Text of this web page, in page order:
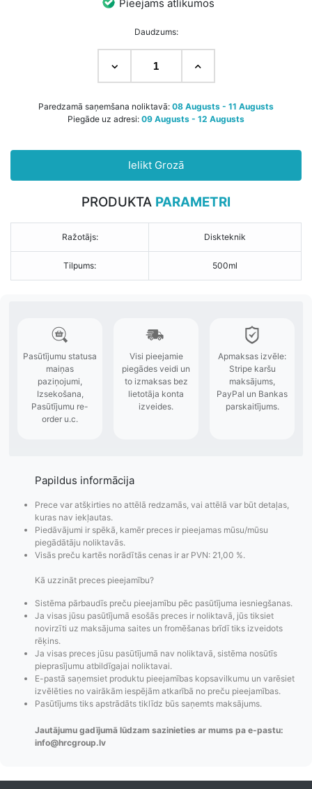
Pieejams atlikumos
Daudzums:
Paredzamā saņemšana noliktavā: 08 Augusts - 11 Augusts
Piegāde uz adresi: 09 Augusts - 12 Augusts
Ielikt Grozā
PRODUKTA PARAMETRI
Ražotājs: Diskteknik
Tilpums: 500ml
Pasūtījumu statusa
maiņas
Izsekošana,
Pasūtījumu re-
Visi pieejamie
piegādes veidi un
lietotāja konta
PayPal
Papildus informācija
Prece var atšķirties no attēlā redzamās, vai attēlā var būt detaļas,
kuras nav iekļautas.
Piedāvājumi ir spēkā, kamēr preces ir pieejamas mūsu/mūsu
piegādātāju noliktavās.
Visās preču kartēs norādītās cenas ir ar PVN: 21,00 %.
Kā uzzināt preces pieejamību?
Sistēma pārbaudīs preču pieejamību pēc pasūtījuma iesniegšanas.
Ja visas jūsu pasūtījumā esošās preces ir noliktavā, jūs tiksiet
novirzīti uz maksājuma saites un fromēšanas brīdī tiks izveidots
rēķins.
Ja visas preces jūsu pasūtījumā nav noliktavā, sistēma nosūtīs
pieprasījumu atbildīgajai noliktavai.
E-pastā saņemsiet produktu pieejamības kopsavilkumu un varēsiet
izvēlēties no vairākām iespējām atkarībā no preču pieejamības.
Pasūtījums tiks apstrādāts tiklīdz būs saņemts maksājums.
Jautājumu gadījumā lūdzam sazinieties ar mums pa e-pastu:
info@hrcgroup.lv